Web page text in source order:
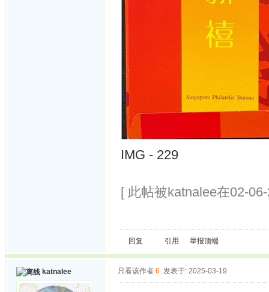
IMG - 229
[ 此帖被katnalee在02-
回复 引用 举报顶端
katnalee 只看该作者 6 发表于: 2025-03-19